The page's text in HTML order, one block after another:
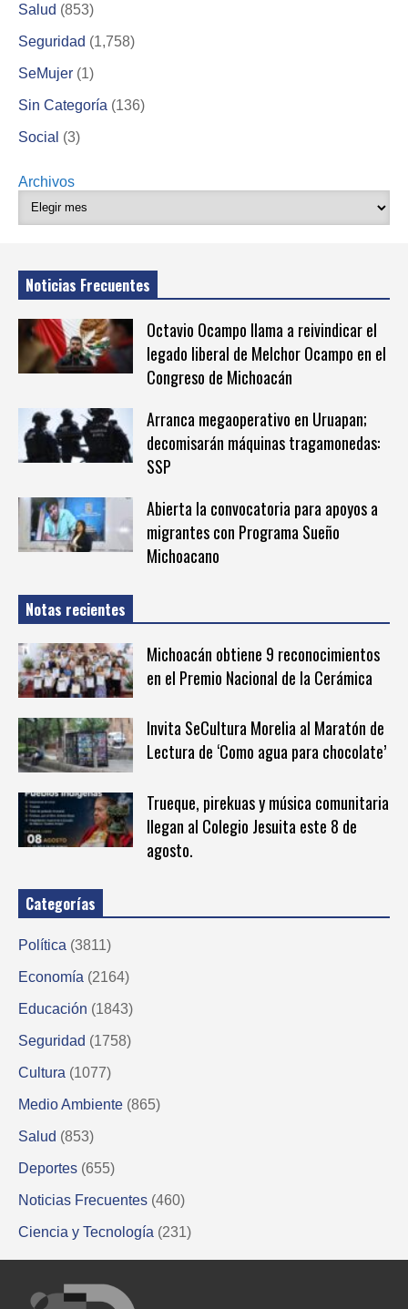
Salud (853)
Seguridad (1,758)
SeMujer (1)
Sin Categoría (136)
Social (3)
Archivos
Noticias Frecuentes
Octavio Ocampo llama a reivindicar el
legado liberal de Melchor Ocampo en el
Congreso de Michoacán
Arranca megaoperativo en Uruapan;
decomisarán máquinas tragamonedas:
SSP
Abierta la convocatoria para apoyos a
migrantes con Programa Sueño
Michoacano
Notas recientes
Michoacán obtiene 9 reconocimientos
en el Premio Nacional de la Cerámica
Invita SeCultura Morelia al Maratón de
Lectura de ‘Como agua para chocolate’
Trueque, pirekuas y música comunitaria
llegan al Colegio Jesuita este 8 de
agosto.
Categorías
Política (3811)
Economía (2164)
Educación (1843)
Seguridad (1758)
Cultura (1077)
Medio Ambiente (865)
Salud (853)
Deportes (655)
Noticias Frecuentes (460)
Ciencia y Tecnología (231)